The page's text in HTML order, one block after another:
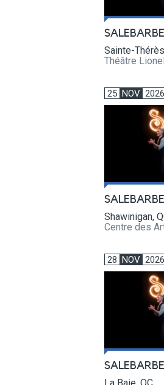
Sainte-
Théâtre
25 NOV 2026
Shawinigan,
Centre des
28 NOV 2026
La Baie, QC